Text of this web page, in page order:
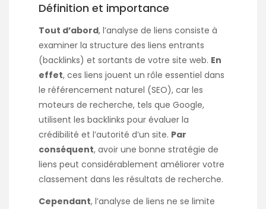
Définition et importance
Tout d’abord, l’analyse de liens consiste à
examiner la structure des liens entrants
(backlinks) et sortants de votre site web. En
effet, ces liens jouent un rôle essentiel dans
le référencement naturel (SEO), car les
moteurs de recherche, tels que Google,
utilisent les backlinks pour évaluer la
crédibilité et l’autorité d’un site. Par
conséquent, avoir une bonne stratégie de
liens peut considérablement améliorer votre
classement dans les résultats de recherche.
Cependant, l’analyse de liens ne se limite